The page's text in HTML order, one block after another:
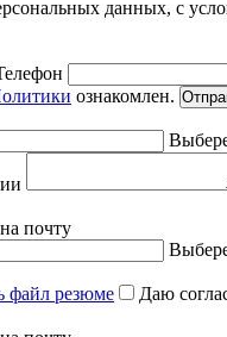
данных, с
ознакомлен.
почту
файл резюме Даю